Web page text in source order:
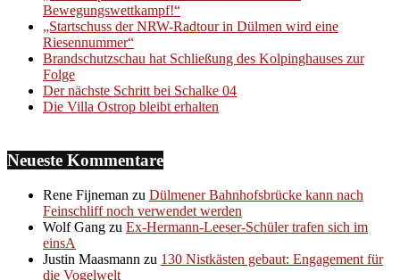
Bewegungswettkampf!“
„Startschuss der NRW-Radtour in Dülmen wird eine
Riesennummer“
Brandschutzschau hat Schließung des Kolpinghauses zur
Folge
Der nächste Schritt bei Schalke 04
Die Villa Ostrop bleibt erhalten
Neueste Kommentare
Rene Fijneman zu Dülmener Bahnhofsbrücke kann nach
Feinschliff noch verwendet werden
Wolf Gang zu Ex-Hermann-Leeser-Schüler trafen sich im
einsA
Justin Maasmann zu 130 Nistkästen gebaut: Engagement für
die Vogelwelt